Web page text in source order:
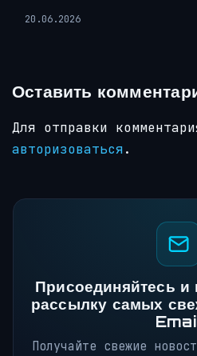
20.06.2026
Оставить
Для отправки
авторизоваться.
Присоединяйтесь
рассылку самых
Получайте свежие